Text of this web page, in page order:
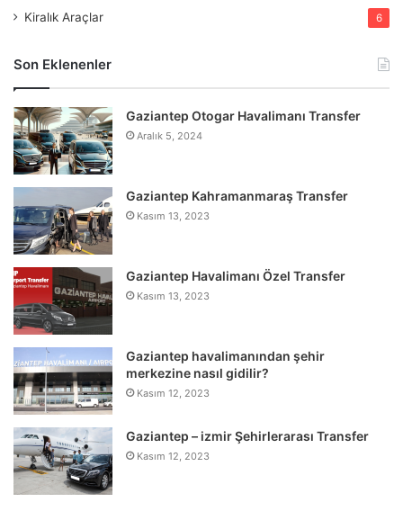
Kiralık Araçlar 6
Son Eklenenler
Gaziantep Otogar Havalimanı Transfer
Aralık 5, 2024
Gaziantep Kahramanmaraş Transfer
Kasım 13, 2023
Gaziantep Havalimanı Özel Transfer
Kasım 13, 2023
Gaziantep havalimanından şehir
merkezine nasıl gidilir?
Kasım 12, 2023
Gaziantep – izmir Şehirlerarası Transfer
Kasım 12, 2023